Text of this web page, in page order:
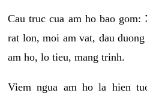
Cau truc cua am ho bao
rat lon, moi am vat, dau
am ho, lo tieu, mang trinh.
Viem ngua am ho la hien